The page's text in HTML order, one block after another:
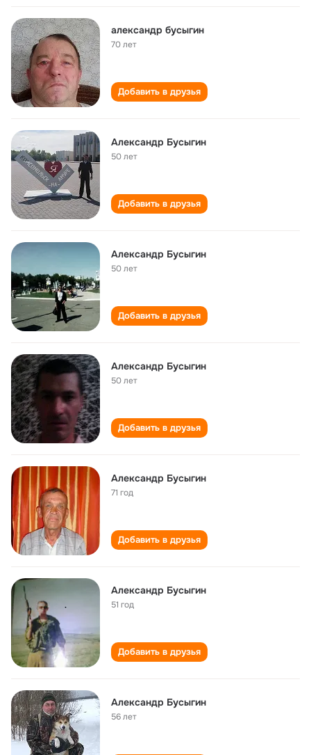
александр бусыгин
70 лет
Добавить в друзья
Александр Бусыгин
50 лет
Добавить в друзья
Александр Бусыгин
50 лет
Добавить в друзья
Александр Бусыгин
50 лет
Добавить в друзья
Александр Бусыгин
71 год
Добавить в друзья
Александр Бусыгин
51 год
Добавить в друзья
Александр Бусыгин
56 лет